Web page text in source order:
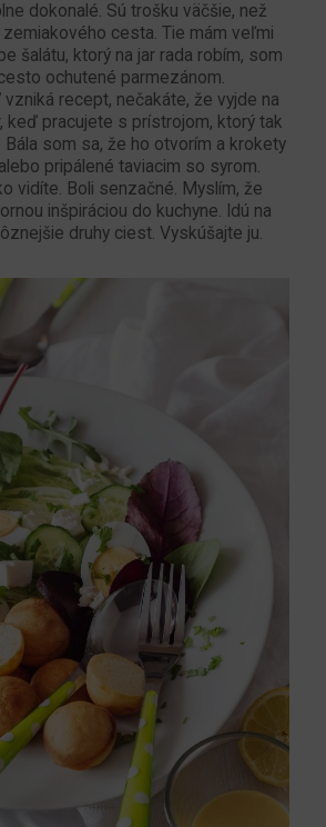
dokonalé. Sú trošku väčšie, než
cesta. Tie mám veľmi
šalátu, ktorý na jar rada robím, som
ochutené parmezánom.
recept, nečakáte, že vyjde na
keď pracujete s prístrojom, ktorý tak
som sa, že ho otvorím a krokety
pripálené taviacim so syrom.
vidíte. Boli senzačné. Myslím, že
inšpiráciou do kuchyne. Idú na
druhy ciest. Vyskúšajte ju.